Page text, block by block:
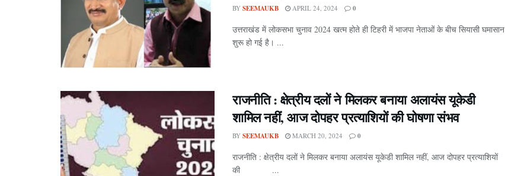
BY SEEMAUKB APRIL 24, 2024 0
उत्तराखंड में लोकसभा चुनाव 2024 खत्म होते ही टिहरी में भाजपा नेताओं के बीच सियासी घमासान
शुरू हो गई है। ...
राजनीति : क्षेत्रीय दलों ने मिलकर बनाया अलायंस यूकेडी
शामिल नहीं, आज दोपहर प्रत्याशियों की घोषणा संभव
BY SEEMAUKB MARCH 20, 2024 0
राजनीति : क्षेत्रीय दलों ने मिलकर बनाया अलायंस यूकेडी शामिल नहीं, आज दोपहर प्रत्याशियों
की ...